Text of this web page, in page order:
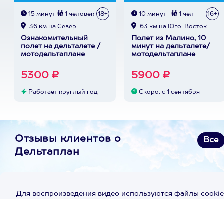
15 минут 1 человек 18+
36 км на Север
Ознакомительный
полет на дельталете /
мотодельтаплане
5300 ₽
Работает круглый год
10 минут 1 чел 16+
63 км на Юго-Восток
Полет из Малино, 10
минут на дельталете/
мотодельтаплане
5900 ₽
Скоро, с 1 сентября
Отзывы клиентов о
Дельтаплан
Все
Для воспроизведения видео используются файлы cookie